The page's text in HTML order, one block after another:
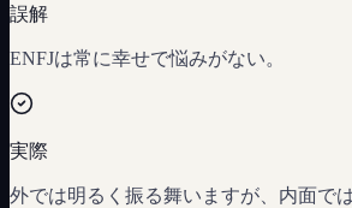
誤解
ENFJは常に幸せで悩みがない。
実際
外では明るく振る舞いますが、内面で